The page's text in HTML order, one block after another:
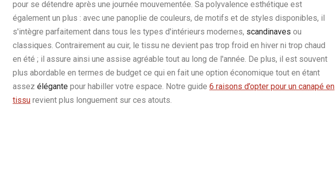
pour se détendre après une journée mouvementée. Sa polyvalence esthétique est
également un plus : avec une panoplie de couleurs, de motifs et de styles disponibles, il
s'intègre parfaitement dans tous les types d'intérieurs modernes, scandinaves ou
classiques. Contrairement au cuir, le tissu ne devient pas trop froid en hiver ni trop chaud
en été ; il assure ainsi une assise agréable tout au long de l'année. De plus, il est souvent
plus abordable en termes de budget ce qui en fait une option économique tout en étant
assez élégante pour habiller votre espace. Notre guide 6 raisons d’opter pour un canapé en
tissu revient plus longuement sur ces atouts.